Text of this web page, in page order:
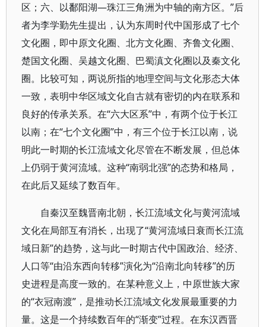
区；六、以鄱阳湖—珠江三角洲为中轴的南方区。”后
者为李学勤先生提出，认为东周时代中国形成了七个
文化圈，即中原文化圈、北方文化圈、齐鲁文化圈、
楚国文化圈、吴越文化圈、巴蜀滇文化圈以及秦文化
圈。比较可知，两说所指的地理空间与文化形态大体
一致，表明中华区域文化自古就有密切的内在联系和
良好的传承关系。在“六大区系”中，有两个位于长江
以南；在“七个文化圈”中，有三个位于长江以南，说
明此一时期的长江流域文化尽管在不断发展，但总体
上仍弱于黄河流域。这种“南弱北强”的态势和格局，
在此后又延续了数百年。
自秦汉至魏晋南北朝，长江流域文化与黄河流域
文化在局部互有消长，出现了“黄河流域日衰而长江流
域日新”的趋势，这与此一时期古代中国政治、经济、
人口等“由沿东西向转移”演化为“沿南北向转移”的历
史进程是高度一致的。在某种意义上，中原世族大家
的“衣冠南渡”，是推动长江流域文化发展最重要的力
量。这是一个持续数百年的“渐变”过程。在东汉西晋